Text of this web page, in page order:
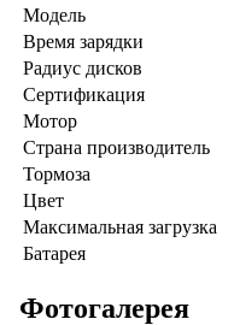
Модель
Время зарядки
Радиус дисков
Сертификация
Мотор
Страна производитель
Тормоза
Цвет
Максимальная загрузка
Батарея
Фотогалерея